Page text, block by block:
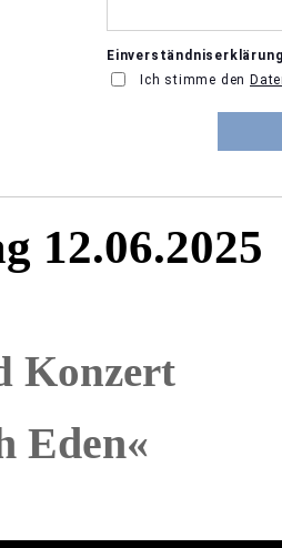
12.06.2025
Konzert
Eden«